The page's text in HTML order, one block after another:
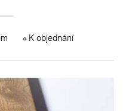
K objednání